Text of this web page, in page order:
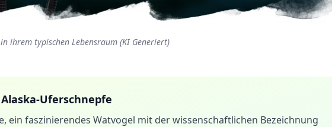
ihrem typischen Lebensraum (KI Generiert)
Alaska-Uferschnepfe
ein faszinierendes Watvogel mit der wissenschaftlichen Bezeichnung